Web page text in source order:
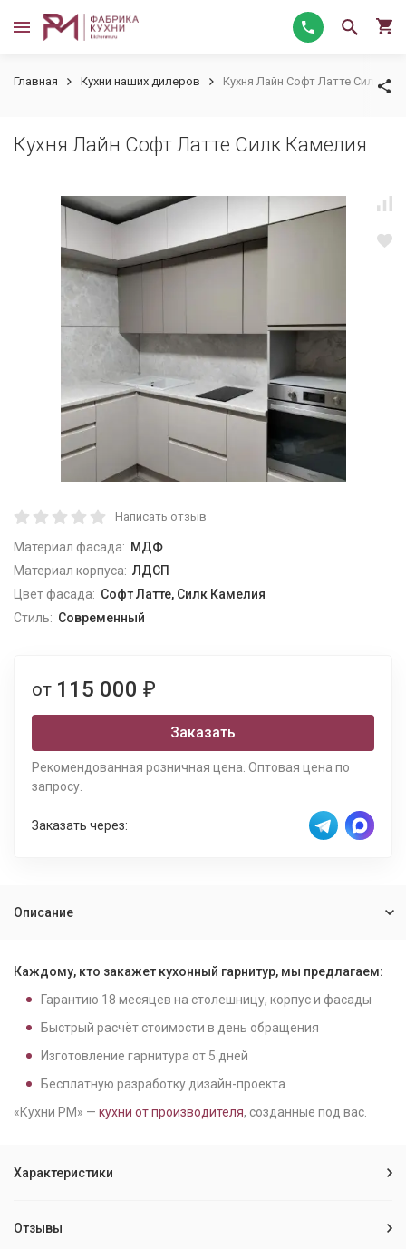
Главная Кухни наших дилеров Кухня Лайн Софт Латте Силк
Кухня Лайн Софт Латте Силк Камелия
Написать отзыв
Материал фасада: МДФ
Материал корпуса: ЛДСП
Цвет фасада: Софт Латте, Силк Камелия
Стиль: Современный
от 115 000 ₽
Заказать
Рекомендованная розничная цена. Оптовая цена по
запросу.
Заказать через:
Описание
Каждому, кто закажет кухонный гарнитур, мы предлагаем:
Гарантию 18 месяцев на столешницу, корпус и фасады
Быстрый расчёт стоимости в день обращения
Изготовление гарнитура от 5 дней
Бесплатную разработку дизайн-проекта
«Кухни РМ» — кухни от производителя, созданные под вас.
Характеристики
Отзывы